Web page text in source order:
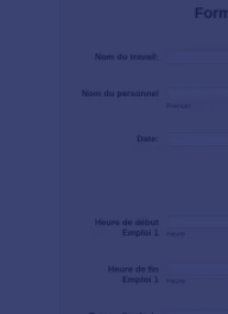
personnaliser en
Builder pour
les styles de police,
professionnel. Si
forme de stockage
Sheets, Google
liste de vérification